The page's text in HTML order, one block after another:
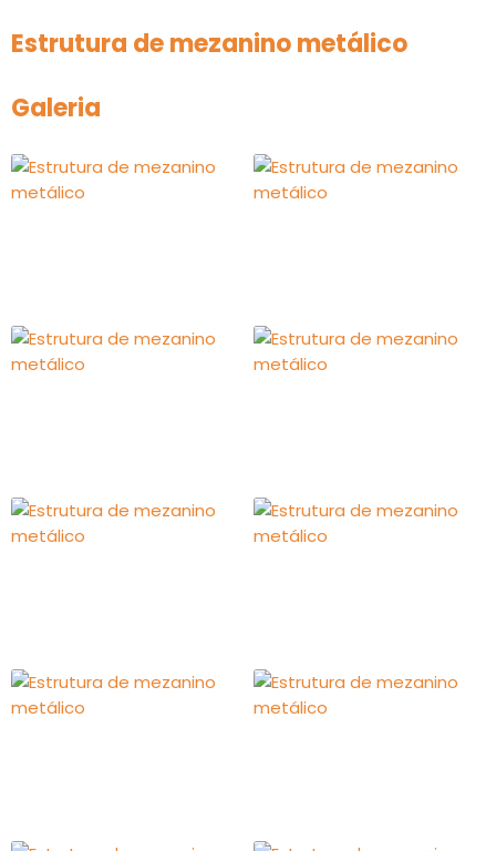
Estrutura de mezanino metálico
Galeria